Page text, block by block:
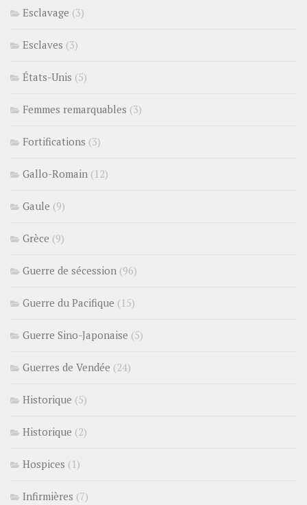
Esclavage (3)
Esclaves (3)
États-Unis (5)
Femmes remarquables (3)
Fortifications (3)
Gallo-Romain (12)
Gaule (9)
Grèce (9)
Guerre de sécession (96)
Guerre du Pacifique (15)
Guerre Sino-Japonaise (5)
Guerres de Vendée (24)
Historique (5)
Historique (2)
Hospices (1)
Infirmières (7)